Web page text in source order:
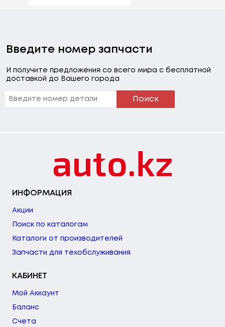
Введите номер запчасти
И получите предложения со всего мира с бесплатной
доставкой до Вашего города
Поиск
ИНФОРМАЦИЯ
Акции
Поиск по каталогам
Каталоги от производителей
Запчасти для техобслуживания
КАБИНЕТ
Мой Аккаунт
Баланс
Счета